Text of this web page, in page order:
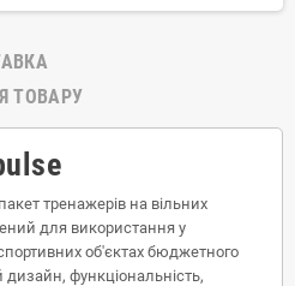
ТОВАРУ
тренажерів на вільних
для використання у
об'єктах бюджетного
дизайн, функціональність,